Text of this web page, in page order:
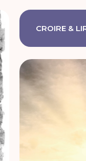
CROIRE &